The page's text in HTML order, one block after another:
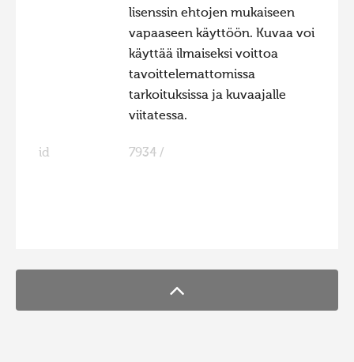
Hiite kuvavõistlus 2015
Hiite kuvavõistlus 2014
Hiite kuvavõistlus 2012
lisenssin ehtojen mukaiseen
vapaaseen käyttöön. Kuvaa voi
käyttää ilmaiseksi voittoa
tavoittelemattomissa
tarkoituksissa ja kuvaajalle
viitatessa.
id 7934 /